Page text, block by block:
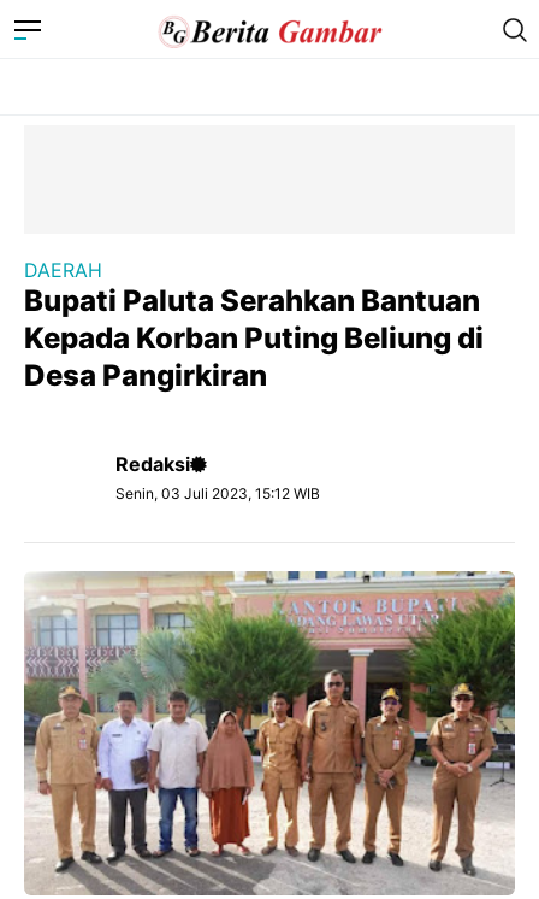
DAERAH
Bupati Paluta Serahkan Bantuan
Kepada Korban Puting Beliung di
Desa Pangirkiran
Redaksi
Senin, 03 Juli 2023, 15:12 WIB